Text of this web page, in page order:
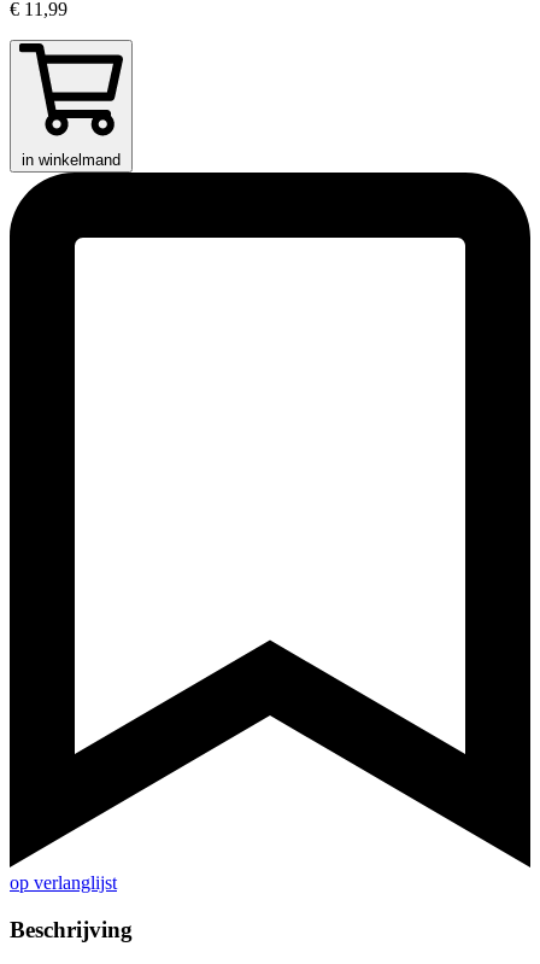
€ 11,99
in winkelmand
op verlanglijst
Beschrijving